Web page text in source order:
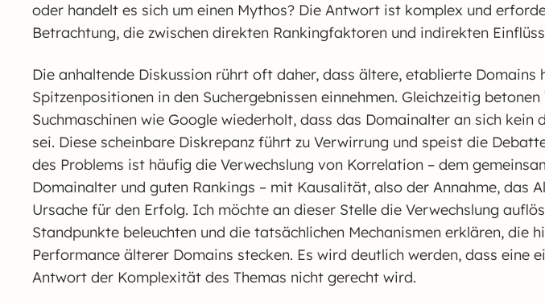
oder handelt es sich um einen Mythos? Die Antwort ist komplex und
Betrachtung, die zwischen direkten Rankingfaktoren und indirekten
Die anhaltende Diskussion rührt oft daher, dass ältere, etablierte Domains
Spitzenpositionen in den Suchergebnissen einnehmen. Gleichzeitig
Suchmaschinen wie Google wiederholt, dass das Domainalter an sich
sei. Diese scheinbare Diskrepanz führt zu Verwirrung und speist die
des Problems ist häufig die Verwechslung von Korrelation – dem
Domainalter und guten Rankings – mit Kausalität, also der Annahme, das
Ursache für den Erfolg. Ich möchte an dieser Stelle die Verwechslung
Standpunkte beleuchten und die tatsächlichen Mechanismen erklären, die
Performance älterer Domains stecken. Es wird deutlich werden, dass eine
Antwort der Komplexität des Themas nicht gerecht wird.